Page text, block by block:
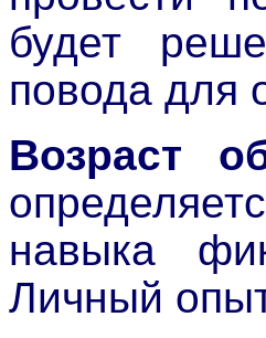
будет
повода для
Возраст
навыка
Личный